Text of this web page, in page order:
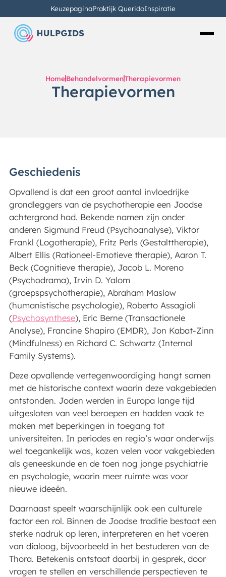
KeuzepaginaPraktijk QueridoInspiratie
HomeBehandelvormenTherapievormen
Therapievormen
Geschiedenis
Opvallend is dat een groot aantal invloedrijke
grondleggers van de psychotherapie een Joodse
achtergrond had. Bekende namen zijn onder
anderen Sigmund Freud (Psychoanalyse), Viktor
Frankl (Logotherapie), Fritz Perls (Gestalttherapie),
Albert Ellis (Rationeel-Emotieve therapie), Aaron T.
Beck (Cognitieve therapie), Jacob L. Moreno
(Psychodrama), Irvin D. Yalom
(groepspsychotherapie), Abraham Maslow
(humanistische psychologie), Roberto Assagioli
(Psychosynthese), Eric Berne (Transactionele
Analyse), Francine Shapiro (EMDR), Jon Kabat-Zinn
(Mindfulness) en Richard C. Schwartz (Internal
Family Systems).
Deze opvallende vertegenwoordiging hangt samen
met de historische context waarin deze vakgebieden
ontstonden. Joden werden in Europa lange tijd
uitgesloten van veel beroepen en hadden vaak te
maken met beperkingen in toegang tot
universiteiten. In periodes en regio’s waar onderwijs
wel toegankelijk was, kozen velen voor vakgebieden
als geneeskunde en de toen nog jonge psychiatrie
en psychologie, waarin meer ruimte was voor
nieuwe ideeën.
Daarnaast speelt waarschijnlijk ook een culturele
factor een rol. Binnen de Joodse traditie bestaat een
sterke nadruk op leren, interpreteren en het voeren
van dialoog, bijvoorbeeld in het bestuderen van de
Thora. Betekenis ontstaat daarbij in gesprek, door
vragen te stellen en verschillende perspectieven te